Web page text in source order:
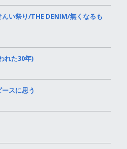
い祭り/THE DENIM/無くなるも
れた30年)
スに思う